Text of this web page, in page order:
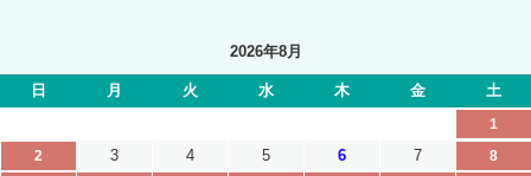
2026年8月
日 月 火 水 木 金 土
1
2
3 4 5 6 7
8